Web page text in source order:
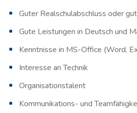
Guter Realschulabschluss oder
Gute Leistungen in Deutsch und
Kenntnisse in MS-Office (Word,
Interesse an Technik
Organisationstalent
Kommunikations- und